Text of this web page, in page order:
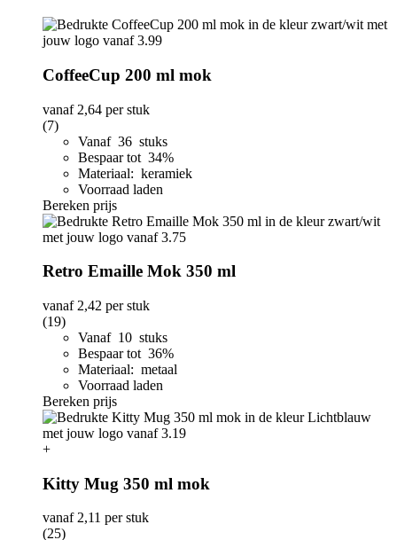
CoffeeCup 200 ml mok
vanaf 2,64 per stuk
(7)
Vanaf 36 stuks
Bespaar tot 34%
Materiaal: keramiek
Voorraad laden
Bereken prijs
Retro Emaille Mok 350 ml
vanaf 2,42 per stuk
(19)
Vanaf 10 stuks
Bespaar tot 36%
Materiaal: metaal
Voorraad laden
Bereken prijs
+
Kitty Mug 350 ml mok
vanaf2,11 per stuk
(25)